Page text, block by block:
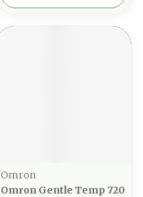
Omron
Omron Gentle Temp 720